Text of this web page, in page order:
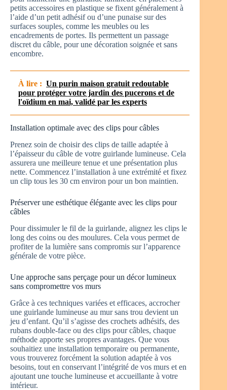
petits accessoires en plastique se fixent généralement à
l’aide d’un petit adhésif ou d’une punaise sur des
surfaces souples, comme les meubles ou les
encadrements de portes. Ils permettent un passage
discret du câble, pour une décoration soignée et sans
encombre.
À lire : Un purin maison gratuit redoutable
pour protéger votre jardin des pucerons et de
l'oïdium en mai, validé par les experts
Installation optimale avec des clips pour câbles
Prenez soin de choisir des clips de taille adaptée à
l’épaisseur du câble de votre guirlande lumineuse. Cela
assurera une meilleure tenue et une présentation plus
nette. Commencez l’installation à une extrémité et fixez
un clip tous les 30 cm environ pour un bon maintien.
Préserver une esthétique élégante avec les clips pour
câbles
Pour dissimuler le fil de la guirlande, alignez les clips le
long des coins ou des moulures. Cela vous permet de
profiter de la lumière sans compromis sur l’apparence
générale de votre pièce.
Une approche sans perçage pour un décor lumineux
sans compromettre vos murs
Grâce à ces techniques variées et efficaces, accrocher
une guirlande lumineuse au mur sans trou devient un
jeu d’enfant. Qu’il s’agisse des crochets adhésifs, des
rubans double-face ou des clips pour câbles, chaque
méthode apporte ses propres avantages. Que vous
souhaitiez une installation temporaire ou permanente,
vous trouverez forcément la solution adaptée à vos
besoins, tout en conservant l’intégrité de vos murs et en
ajoutant une touche lumineuse et accueillante à votre
intérieur.